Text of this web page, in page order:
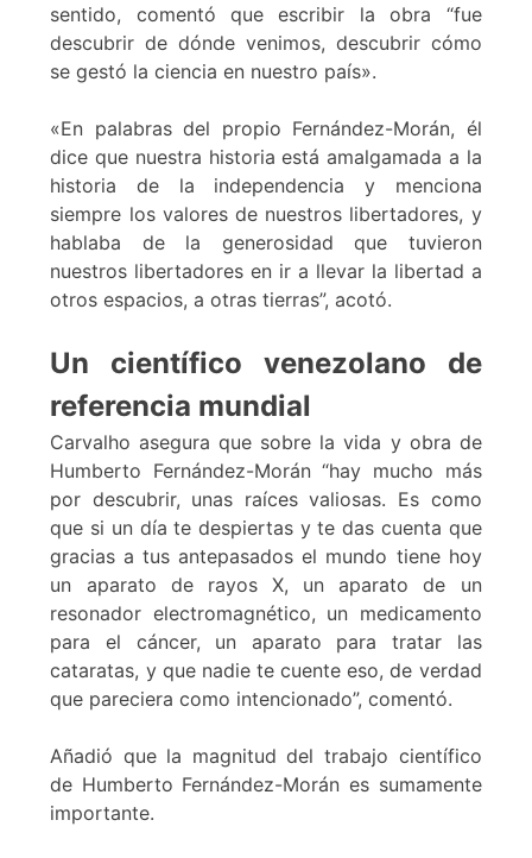
sentido, comentó que escribir la obra “fue
descubrir de dónde venimos, descubrir cómo
se gestó la ciencia en nuestro país».
«En palabras del propio Fernández-Morán, él
dice que nuestra historia está amalgamada a la
historia de la independencia y menciona
siempre los valores de nuestros libertadores, y
hablaba de la generosidad que tuvieron
nuestros libertadores en ir a llevar la libertad a
otros espacios, a otras tierras”, acotó.
Un científico venezolano de
referencia mundial
Carvalho asegura que sobre la vida y obra de
Humberto Fernández-Morán “hay mucho más
por descubrir, unas raíces valiosas. Es como
que si un día te despiertas y te das cuenta que
gracias a tus antepasados el mundo tiene hoy
un aparato de rayos X, un aparato de un
resonador electromagnético, un medicamento
para el cáncer, un aparato para tratar las
cataratas, y que nadie te cuente eso, de verdad
que pareciera como intencionado”, comentó.
Añadió que la magnitud del trabajo científico
de Humberto Fernández-Morán es sumamente
importante.